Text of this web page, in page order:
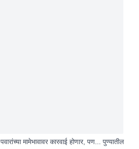
पवारांच्या मामेभावावर कारवाई होणार, पण... पुण्यातील